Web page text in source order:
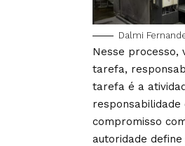
Dalmi
Nesse processo,
tarefa,
tarefa é a
responsabilidade
compromisso
autoridade